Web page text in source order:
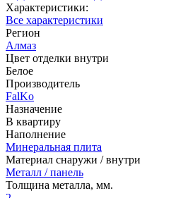
Характеристики:
Все характеристики
Регион
Алмаз
Цвет отделки внутри
Белое
Производитель
FalKo
Назначение
В квартиру
Наполнение
Минеральная плита
Материал снаружи / внутри
Металл / панель
Толщина металла, мм.